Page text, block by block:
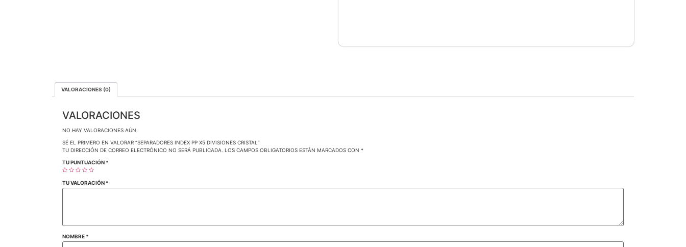
VALORACIONES (0)
VALORACIONES
NO HAY VALORACIONES AÚN.
SÉ EL PRIMERO EN VALORAR “SEPARADORES INDEX PP X5 DIVISIONES CRISTAL”
TU DIRECCIÓN DE CORREO ELECTRÓNICO NO SERÁ PUBLICADA. LOS CAMPOS OBLIGATORIOS ESTÁN MARCADOS CON *
TU PUNTUACIÓN *
TU VALORACIÓN *
NOMBRE *